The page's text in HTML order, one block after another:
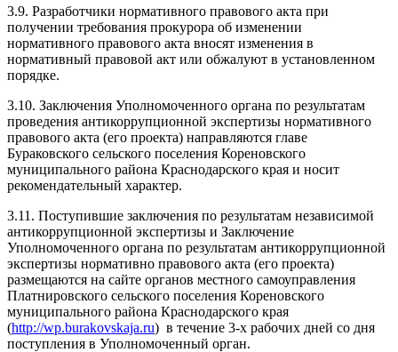
3.9. Разработчики нормативного правового акта при
получении требования прокурора об изменении
нормативного правового акта вносят изменения в
нормативный правовой акт или обжалуют в установленном
порядке.
3.10. Заключения Уполномоченного органа по результатам
проведения антикоррупционной экспертизы нормативного
правового акта (его проекта) направляются главе
Бураковского сельского поселения Кореновского
муниципального района Краснодарского края и носит
рекомендательный характер.
3.11. Поступившие заключения по результатам независимой
антикоррупционной экспертизы и Заключение
Уполномоченного органа по результатам антикоррупционной
экспертизы нормативно правового акта (его проекта)
размещаются на сайте органов местного самоуправления
Платнировского сельского поселения Кореновского
муниципального района Краснодарского края
(http://wp.burakovskaja.ru) в течение 3-х рабочих дней со дня
поступления в Уполномоченный орган.